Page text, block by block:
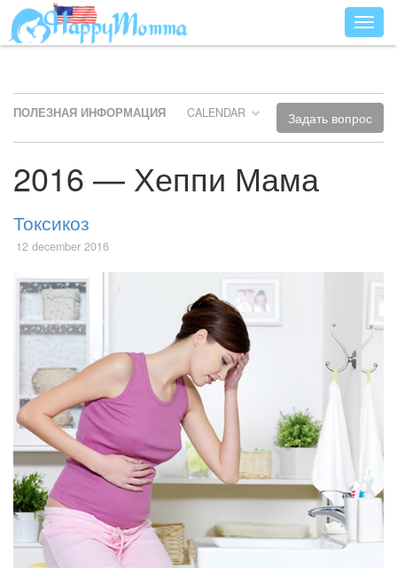
ПОЛЕЗНАЯ ИНФОРМАЦИЯ CALENDAR Задать вопрос
2016 — Хеппи Мама
Токсикоз
12 december 2016